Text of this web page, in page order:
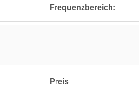
Frequenzbereich:
Preis